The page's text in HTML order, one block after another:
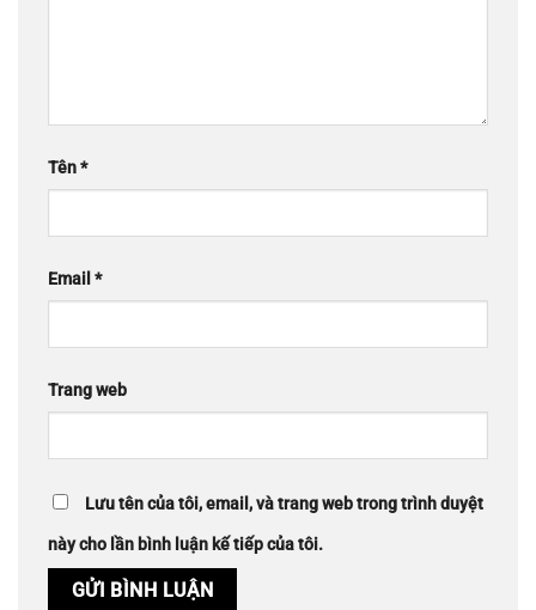
Tên*
Email *
Trang web
Lưu tên của tôi, email, và trang web trong trình duyệt
này cho lần bình luận kế tiếp của tôi.